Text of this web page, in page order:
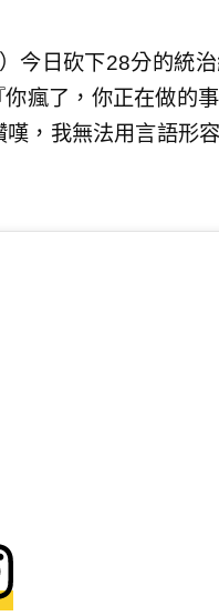
今日砍下28分的統
瘋了，你正在做的
，我無法用言語形